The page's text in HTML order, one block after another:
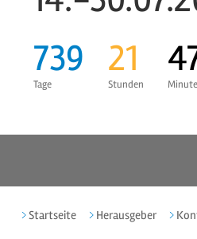
739
Tage
21
Stunden
Startseite Herausgeber